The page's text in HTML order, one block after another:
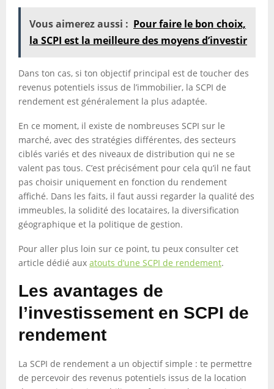
Vous aimerez aussi : Pour faire le bon choix,
la SCPI est la meilleure des moyens d’investir
Dans ton cas, si ton objectif principal est de toucher des
revenus potentiels issus de l’immobilier, la SCPI de
rendement est généralement la plus adaptée.
En ce moment, il existe de nombreuses SCPI sur le
marché, avec des stratégies différentes, des secteurs
ciblés variés et des niveaux de distribution qui ne se
valent pas tous. C’est précisément pour cela qu’il ne faut
pas choisir uniquement en fonction du rendement
affiché. Dans les faits, il faut aussi regarder la qualité des
immeubles, la solidité des locataires, la diversification
géographique et la politique de gestion.
Pour aller plus loin sur ce point, tu peux consulter cet
article dédié aux atouts d’une SCPI de rendement.
Les avantages de
l’investissement en SCPI de
rendement
La SCPI de rendement a un objectif simple : te permettre
de percevoir des revenus potentiels issus de la location